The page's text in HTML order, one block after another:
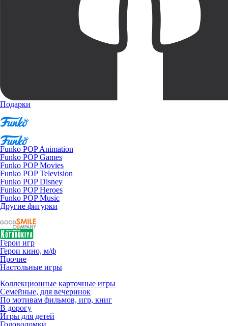
Подарки
Funko POP Animation
Funko POP Games
Funko POP Movies
Funko POP Television
Funko POP Disney
Funko POP Heroes
Funko POP Music
Другие фигурки
Герои игр
Герои кино, м/ф
Прочие
Настольные игры
Коллекционные карточные игры
Семейные, для вечеринок
По мотивам фильмов, игр, книг
В дорогу
Игры для детей